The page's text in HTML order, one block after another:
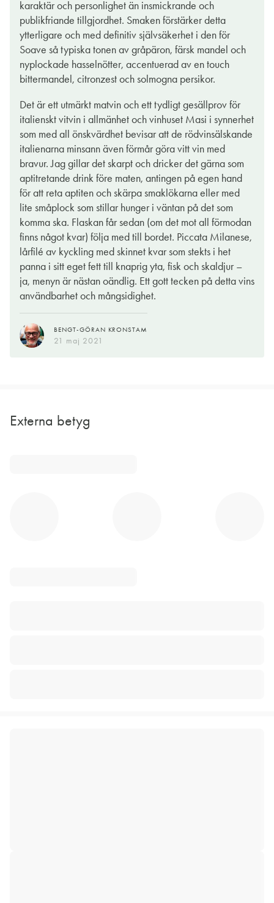
karaktär och personlighet än insmickrande och
publikfriande tillgjordhet. Smaken förstärker detta
ytterligare och med definitiv självsäkerhet i den för
Soave så typiska tonen av gråpäron, färsk mandel och
nyplockade hasselnötter, accentuerad av en touch
bittermandel, citronzest och solmogna persikor.
Det är ett utmärkt matvin och ett tydligt gesällprov för
italienskt vitvin i allmänhet och vinhuset Masi i synnerhet
som med all önskvärdhet bevisar att de rödvinsälskande
italienarna minsann även förmår göra vitt vin med
bravur. Jag gillar det skarpt och dricker det gärna som
aptitretande drink före maten, antingen på egen hand
för att reta aptiten och skärpa smaklökarna eller med
lite småplock som stillar hunger i väntan på det som
komma ska. Flaskan får sedan (om det mot all förmodan
finns något kvar) följa med till bordet. Piccata Milanese,
lårfilé av kyckling med skinnet kvar som stekts i het
panna i sitt eget fett till knaprig yta, fisk och skaldjur –
ja, menyn är nästan oändlig. Ett gott tecken på detta vins
användbarhet och mångsidighet.
BENGT-GÖRAN KRONSTAM
21 maj 2021
Externa betyg